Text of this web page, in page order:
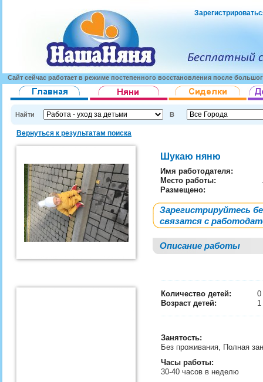
Сайт сейчас работает в режиме постепенного восстановления после
Найти В
Вернуться к результатам поиска
Шукаю няню
Имя работодателя:
Место работы:
Размещено:
Зарегистрируйтесь
связатся с
Описание работы
Количество детей:
0
Возраст детей:
Занятость:
Без проживания, Полная
Часы работы:
30-40 часов в неделю